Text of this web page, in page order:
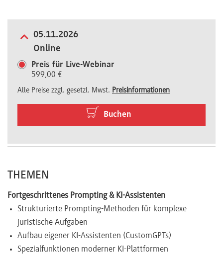
Preisvorteile
FAQ
05.11.2026
Online
Preis für Live-Webinar
599,00 €
Alle Preise zzgl. gesetzl. Mwst. Preisinformationen
Buchen
THEMEN
Fortgeschrittenes Prompting & KI-Assistenten
Strukturierte Prompting-Methoden für komplexe
juristische Aufgaben
Aufbau eigener KI-Assistenten (CustomGPTs)
Spezialfunktionen moderner KI-Plattformen